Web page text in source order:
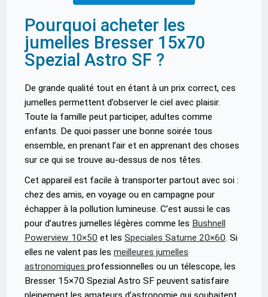
Pourquoi acheter les
jumelles Bresser 15x70
Spezial Astro SF ?
De grande qualité tout en étant à un prix correct, ces
jumelles permettent d’observer le ciel avec plaisir.
Toute la famille peut participer, adultes comme
enfants. De quoi passer une bonne soirée tous
ensemble, en prenant l’air et en apprenant des choses
sur ce qui se trouve au-dessus de nos têtes.
Cet appareil est facile à transporter partout avec soi :
chez des amis, en voyage ou en campagne pour
échapper à la pollution lumineuse. C’est aussi le cas
pour d’autres jumelles légères comme les Bushnell
Powerview 10×50 et les Speciales Saturne 20×60. Si
elles ne valent pas les meilleures jumelles
astronomiques professionnelles ou un télescope, les
Bresser 15×70 Spezial Astro SF peuvent satisfaire